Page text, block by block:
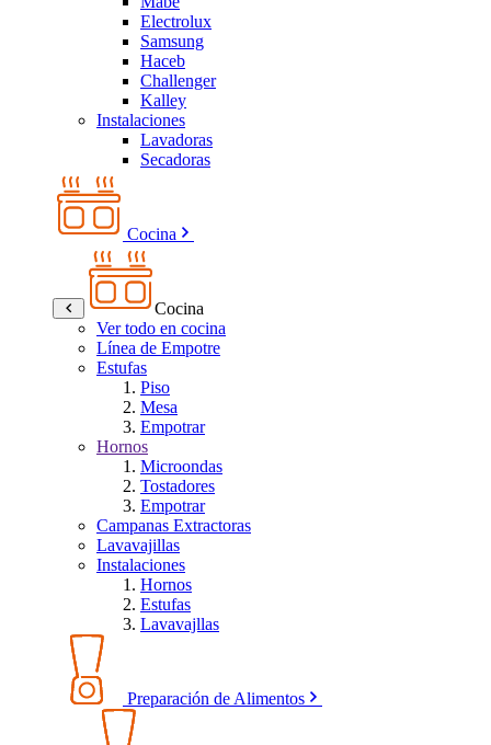
Electrolux
Samsung
Haceb
Challenger
Kalley
Instalaciones
Lavadoras
Secadoras
Cocina
Cocina
Ver todo en cocina
Línea de Empotre
Estufas
Piso
Mesa
Empotrar
Hornos
Microondas
Tostadores
Empotrar
Campanas Extractoras
Lavavajillas
Instalaciones
Hornos
Estufas
Lavavajllas
Preparación de Alimentos